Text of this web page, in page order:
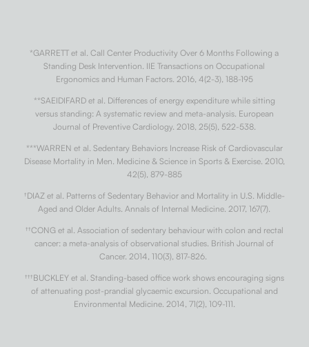
*GARRETT et al. Call Center Productivity Over 6 Months Following a
Standing Desk Intervention. IIE Transactions on Occupational
Ergonomics and Human Factors. 2016, 4(2-3), 188-195
**SAEIDIFARD et al. Differences of energy expenditure while sitting
versus standing: A systematic review and meta-analysis. European
Journal of Preventive Cardiology. 2018, 25(5), 522-538.
***WARREN et al. Sedentary Behaviors Increase Risk of Cardiovascular
Disease Mortality in Men. Medicine & Science in Sports & Exercise. 2010,
42(5), 879-885
†DIAZ et al. Patterns of Sedentary Behavior and Mortality in U.S. Middle-
Aged and Older Adults. Annals of Internal Medicine. 2017, 167(7).
††CONG et al. Association of sedentary behaviour with colon and rectal
cancer: a meta-analysis of observational studies. British Journal of
Cancer. 2014, 110(3), 817-826.
†††BUCKLEY et al. Standing-based office work shows encouraging signs
of attenuating post-prandial glycaemic excursion. Occupational and
Environmental Medicine. 2014, 71(2), 109-111.